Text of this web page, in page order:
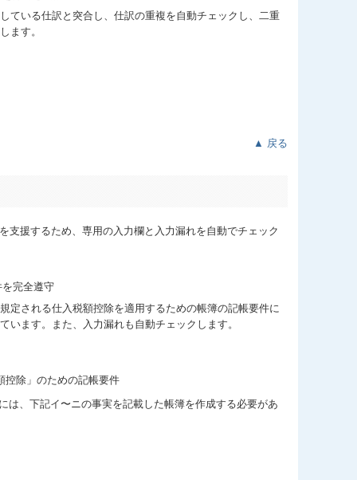
ている仕訳と突合し、仕訳の重複を自動チェックし、二重
ます。
▲ 戻る
支援するため、専用の入力欄と入力漏れを自動でチェック
定される仕入税額控除を適用するための帳簿の記帳要件に
います。また、入力漏れも自動チェックします。
、下記イ〜ニの事実を記載した帳簿を作成する必要があ